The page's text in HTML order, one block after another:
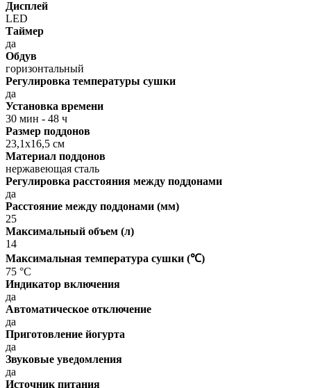
Дисплей
LED
Таймер
да
Обдув
горизонтальный
Регулировка температуры сушки
да
Установка времени
30 мин - 48 ч
Размер поддонов
23,1x16,5 см
Материал поддонов
нержавеющая сталь
Регулировка расстояния между поддонами
да
Расстояние между поддонами (мм)
25
Максимальный объем (л)
14
Максимальная температура сушки (℃)
75 °C
Индикатор включения
да
Автоматическое отключение
да
Приготовление йогурта
да
Звуковые уведомления
да
Источник питания